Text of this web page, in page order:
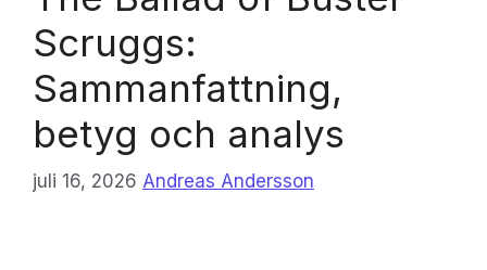
Scruggs:
Sammanfattning,
betyg och analys
juli 16, 2026 Andreas Andersson